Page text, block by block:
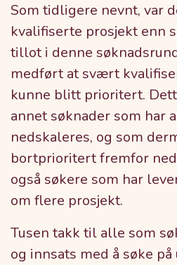
Som tidligere nevnt, var
kvalifiserte prosjekt enn
tillot i denne
medført at svært
kunne blitt prioritert.
annet søknader som har
nedskaleres, og som
bortprioritert fremfor
også søkere som har
om flere prosjekt.
Tusen takk til alle som
og innsats med å søke